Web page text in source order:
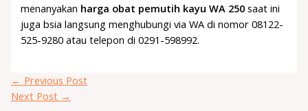
menanyakan harga obat pemutih kayu WA 250 saat ini
juga bsia langsung menghubungi via WA di nomor 08122-
525-9280 atau telepon di 0291-598992.
← Previous Post
Next Post →